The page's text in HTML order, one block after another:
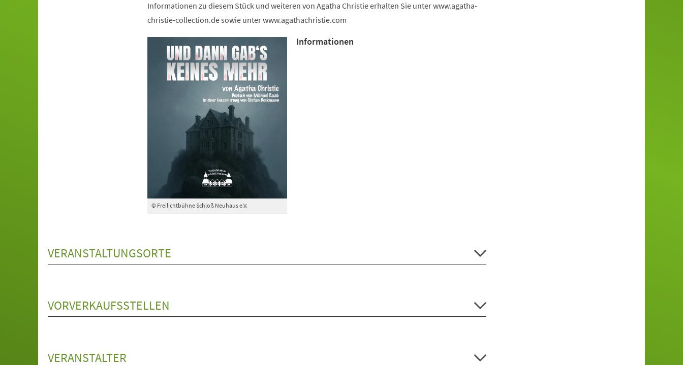
Informationen zu diesem Stück und weiteren von Agatha Christie erhalten Sie unter www.agatha-
christie-collection.de sowie unter www.agathachristie.com
© Freilichtbühne Schloß Neuhaus e.V.
Informationen
VERANSTALTUNGSORTE
VORVERKAUFSSTELLEN
VERANSTALTER